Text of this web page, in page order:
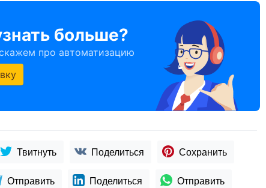
больше?
про автоматизацию
Твитнуть Поделиться Сохранить
Отправить Поделиться Отправить